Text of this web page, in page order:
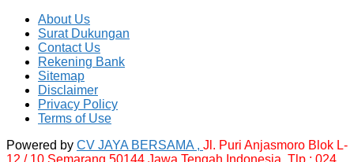
About Us
Surat Dukungan
Contact Us
Rekening Bank
Sitemap
Disclaimer
Privacy Policy
Terms of Use
Powered by CV JAYA BERSAMA , Jl. Puri Anjasmoro Blok L-
12 / 10 Semarang 50144 Jawa Tengah Indonesia, Tlp : 024